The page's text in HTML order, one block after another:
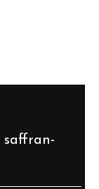
saffran-